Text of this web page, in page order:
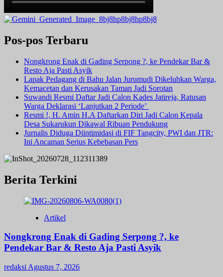
Pos-pos Terbaru
Nongkrong Enak di Gading Serpong ?, ke Pendekar Bar &
Resto Aja Pasti Asyik
Lapak Pedagang di Bahu Jalan Jurumudi Dikeluhkan Warga,
Kemacetan dan Kerusakan Taman Jadi Sorotan
Suwandi Resmi Daftar Jadi Calon Kades Jatireja, Ratusan
Warga Deklarasi ‘Lanjutkan 2 Periode’
Resmi !, H. Amin H.A Daftarkan Diri Jadi Calon Kepala
Desa Sukarukun Dikawal Ribuan Pendukung
Jurnalis Diduga Diintimidasi di FIF Tangcity, PWI dan JTR:
Ini Ancaman Serius Kebebasan Pers
Berita Terkini
Artikel
Nongkrong Enak di Gading Serpong ?, ke
Pendekar Bar & Resto Aja Pasti Asyik
redaksi Agustus 7, 2026